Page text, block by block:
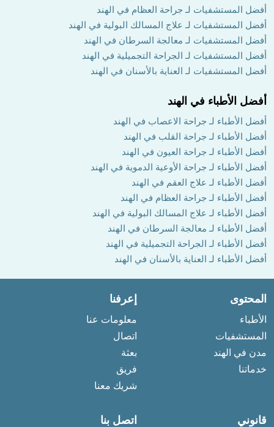
أفضل المستشفيات لـ جراحة العظام في الهند
أفضل المستشفيات لـ علاج المسالك البولية في الهند
أفضل المستشفيات لـ معالجة السرطان في الهند
أفضل المستشفيات لـ الجراحة التجميلية في الهند
أفضل المستشفيات لـ العناية بالأسنان في الهند
أفضل الأطباء في الهند
أفضل الأطباء لـ جراحة الاعصاب في الهند
أفضل الأطباء لـ جراحة القلب في الهند
أفضل الأطباء لـ جراحة العيون في الهند
أفضل الأطباء لـ جراحة الأوعية الدموية في الهند
أفضل الأطباء لـ علاج العقم في الهند
أفضل الأطباء لـ جراحة العظام في الهند
أفضل الأطباء لـ علاج المسالك البولية في الهند
أفضل الأطباء لـ معالجة السرطان في الهند
أفضل الأطباء لـ الجراحة التجميلية في الهند
أفضل الأطباء لـ العناية بالأسنان في الهند
المحتوى
الأطباء
المستشفيات
مدن في الهند
خدماتنا
إعرفنا
معلومات عنا
اتصال
بعثة
فريق
شريك معنا
قانوني اتصل بنا